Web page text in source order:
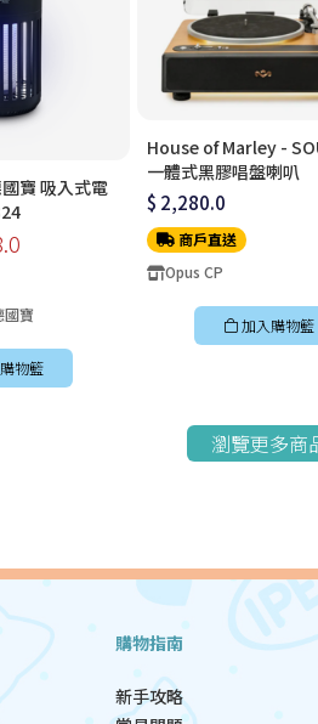
寶 吸入式電
寶
物籃
House of Marley -
一體式黑膠唱盤喇叭
$ 2,280.0
商戶直送
Opus CP
加入購物籃
瀏覽更多商
購物指南
新手攻略